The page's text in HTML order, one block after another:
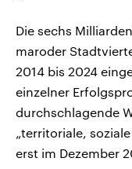
Die sechs
maroder
2014 bis 2024
einzelner
durchschlagende
„territoriale,
erst im Dezember